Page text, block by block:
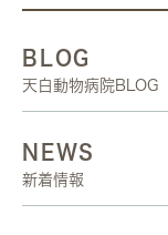
BLOG
天白動物病院BLOG
NEWS
新着情報